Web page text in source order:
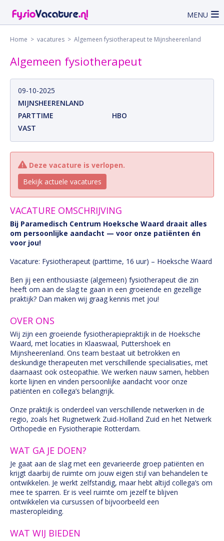
MENU
Home > vacatures > Algemeen fysiotherapeut te Mijnsheerenland
Algemeen fysiotherapeut
09-10-2025
MIJNSHEERENLAND
PARTTIME
HBO
VAST
Deze vacature is verlopen.
Bekijk actuele vacatures
VACATURE OMSCHRIJVING
Bij Paramedisch Centrum Hoeksche Waard draait alles
om persoonlijke aandacht — voor onze patiënten én
voor jou!
Vacature: Fysiotherapeut (parttime, 16 uur) – Hoeksche Waard
Ben jij een enthousiaste (algemeen) fysiotherapeut die zin
heeft om aan de slag te gaan in een groeiende en gezellige
praktijk? Dan maken wij graag kennis met jou!
OVER ONS
Wij zijn een groeiende fysiotherapiepraktijk in de Hoeksche
Waard, met locaties in Klaaswaal, Puttershoek en
Mijnsheerenland. Ons team bestaat uit betrokken en
deskundige therapeuten met verschillende specialisaties, met
daarnaast ook osteopathie. We werken nauw samen, hebben
korte lijnen en vinden persoonlijke aandacht voor onze
patiënten en collega’s belangrijk.
Onze praktijk is onderdeel van verschillende netwerken in de
regio, zoals het Rugnetwerk Zuid-Holland Zuid en het Netwerk
Orthopedie en Fysiotherapie Rotterdam.
WAT GA JE DOEN?
Je gaat aan de slag met een gevarieerde groep patiënten en
krijgt daarbij de ruimte om jouw eigen stijl van behandelen te
ontwikkelen. Je werkt zelfstandig, maar hebt altijd collega’s om
mee te sparren. Er is veel ruimte om jezelf te blijven
ontwikkelen via cursussen of bijvoorbeeld een
masteropleiding.
WAT WIJ BIEDEN